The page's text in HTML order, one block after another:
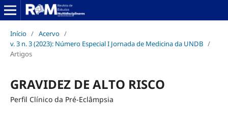
Início / Acervo /
v. 3 n. 3 (2023): Número Especial I Jornada de Medicina da UNDB /
Artigos
GRAVIDEZ DE ALTO RISCO
Perfil Clínico da Pré-Eclâmpsia